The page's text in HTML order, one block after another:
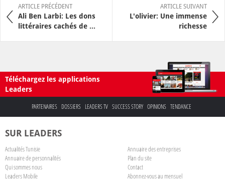
ARTICLE PRÉCÉDENT
Ali Ben Larbi: Les dons
littéraires cachés de ...
ARTICLE SUIVANT
L'olivier: Une immense
richesse
Téléchargez les applications
Leaders
PARTENAIRES DOSSIERS LEADERS TV SUCCESS STORY OPINIONS TENDANCE
SUR LEADERS
Actualités Tunisie
Annuaire des entreprises
Annuaire de personnalités
Plan du site
Qui sommes nous
Contact
Leaders Mobile
Abonnez-vous au mensuel